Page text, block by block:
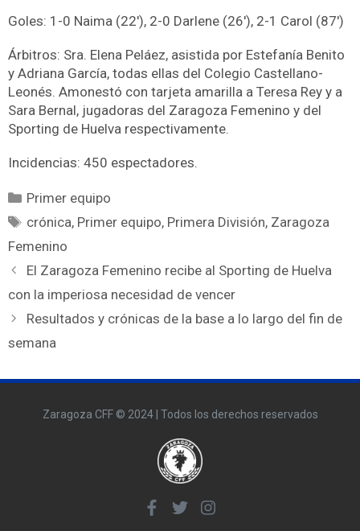
Goles: 1-0 Naima (22′), 2-0 Darlene (26′), 2-1 Carol (87′)
Árbitros: Sra. Elena Peláez, asistida por Estefanía Benito
y Adriana García, todas ellas del Colegio Castellano-
Leonés. Amonestó con tarjeta amarilla a Teresa Rey y a
Sara Bernal, jugadoras del Zaragoza Femenino y del
Sporting de Huelva respectivamente.
Incidencias: 450 espectadores.
Primer equipo
crónica, Primer equipo, Primera División, Zaragoza
Femenino
El Zaragoza Femenino recibe al Sporting de Huelva
con la imperiosa necesidad de vencer
Resultados y crónicas de la base a lo largo del fin de
semana
Zaragoza CFF © 2024 | Todos los derechos reservados